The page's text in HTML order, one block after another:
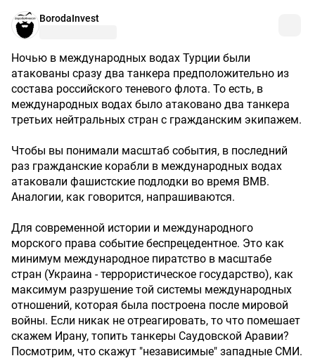
BorodaInvest
Ночью в международных водах Турции были
атакованы сразу два танкера предположительно из
состава российского теневого флота. То есть, в
международных водах было атаковано два танкера
третьих нейтральных стран с гражданским экипажем.
Чтобы вы понимали масштаб события, в последний
раз гражданские корабли в международных водах
атаковали фашистские подлодки во время ВМВ.
Аналогии, как говорится, напрашиваются.
Для современной истории и международного
морского права событие беспрецедентное. Это как
минимум международное пиратство в масштабе
стран (Украина - террористическое государство), как
максимум разрушение той системы международных
отношений, которая была построена после мировой
войны. Если никак не отреагировать, то что помешает
скажем Ирану, топить танкеры Саудовской Аравии?
Посмотрим, что скажут "независимые" западные СМИ.